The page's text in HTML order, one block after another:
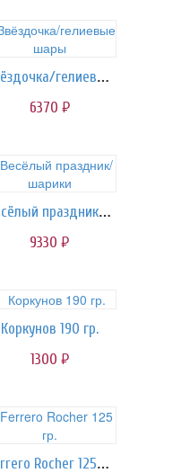
Звёздочка/гелиевые шары
6370 руб.
Весёлый праздник/шарики
9330 руб.
Коркунов 190 гр.
1300 руб.
Ferrero Rocher 125 гр.